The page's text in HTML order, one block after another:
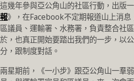
這幾年參與亞公角山的社區行動，出版
報》，在Facebook不定期報道山上消
區議員、運輸署、水務署，負責整合社
於，也真正開始要踏出我們的一步，以
分，跟制度對話。
兩星期前，《一小步》跟亞公角山一羣